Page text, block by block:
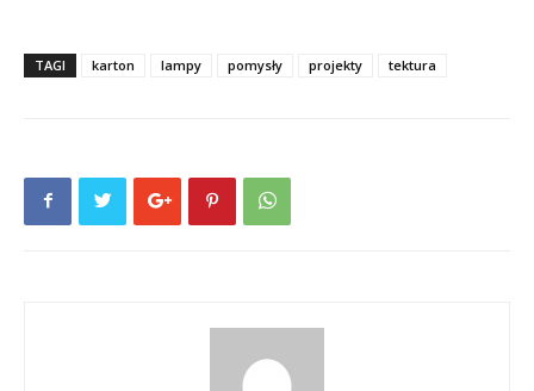
TAGI karton lampy pomysły projekty tektura